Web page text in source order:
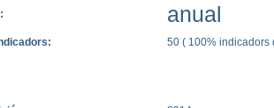
anual
50 ( 100% indicadors